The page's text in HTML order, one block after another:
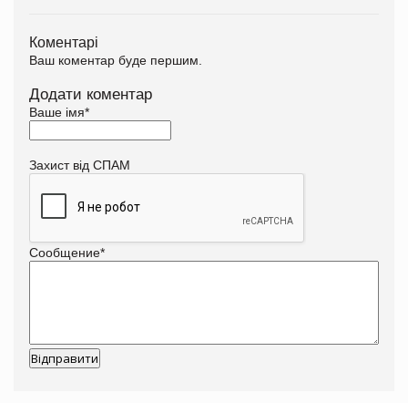
Коментарі
Ваш коментар буде першим.
Додати коментар
Ваше імя*
Захист від СПАМ
Сообщение*